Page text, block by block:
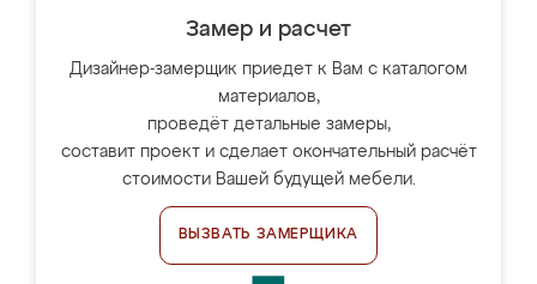
Замер и расчет
Дизайнер-замерщик приедет к Вам с каталогом
материалов,
проведёт детальные замеры,
составит проект и сделает окончательный расчёт
стоимости Вашей будущей мебели.
ВЫЗВАТЬ ЗАМЕРЩИКА